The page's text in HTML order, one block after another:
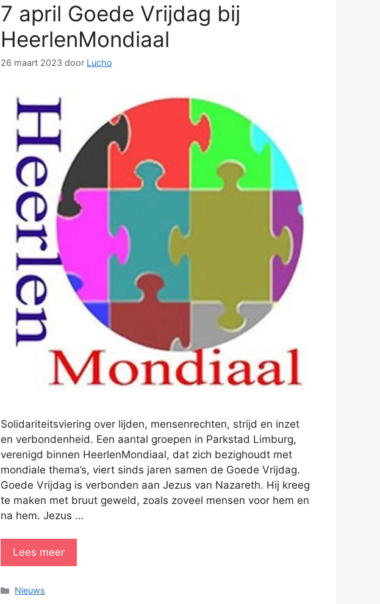
7 april Goede Vrijdag bij
HeerlenMondiaal
26 maart 2023 door Lucho
Solidariteitsviering over lijden, mensenrechten, strijd en inzet
en verbondenheid. Een aantal groepen in Parkstad Limburg,
verenigd binnen HeerlenMondiaal, dat zich bezighoudt met
mondiale thema’s, viert sinds jaren samen de Goede Vrijdag.
Goede Vrijdag is verbonden aan Jezus van Nazareth. Hij kreeg
te maken met bruut geweld, zoals zoveel mensen voor hem en
na hem. Jezus …
Lees meer
Categorieën
Nieuws